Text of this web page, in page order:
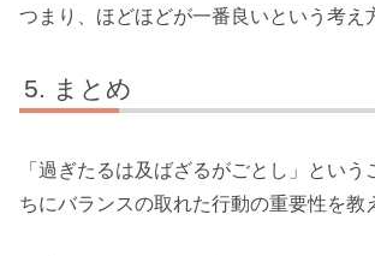
つまり、ほどほどが一番良いという考え
まとめ
「過ぎたるは及ばざるがごとし」という
ちにバランスの取れた行動の重要性を教